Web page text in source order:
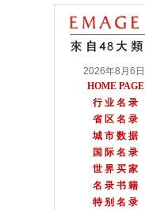
2026年8月6日
HOME PAGE
行 业 名 录
省 区 名 录
城 市 数 据
国 际 名 录
世 界 买 家
名 录 书 籍
特 别 名 录